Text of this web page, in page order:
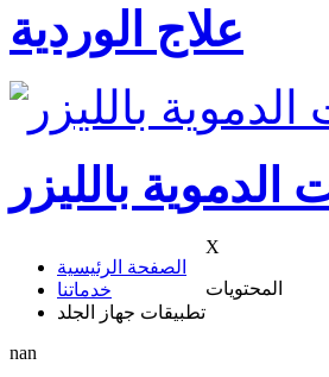
علاج الوردية
بالليزر
الصفحة الرئيسية
خدماتنا
تطبيقات جهاز الجلد
nan
X
المحتويات